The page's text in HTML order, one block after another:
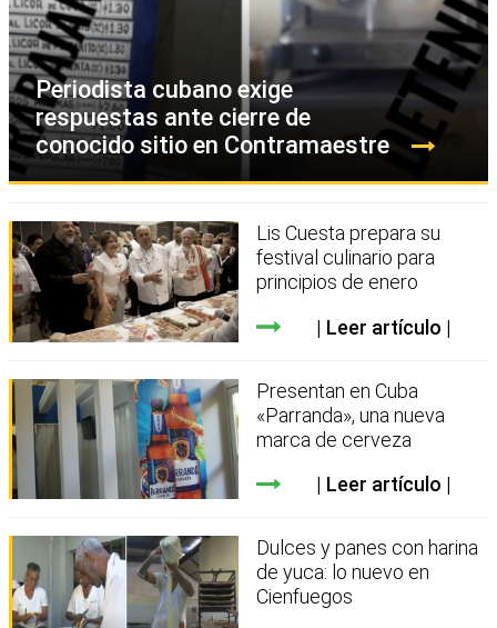
Periodista cubano exige
respuestas ante cierre de
conocido sitio en Contramaestre
Lis Cuesta prepara su
festival culinario para
principios de enero
Leer artículo
Presentan en Cuba
«Parranda», una nueva
marca de cerveza
Leer artículo
Dulces y panes con harina
de yuca: lo nuevo en
Cienfuegos